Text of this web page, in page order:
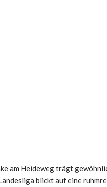
am Heideweg trägt
blickt auf eine